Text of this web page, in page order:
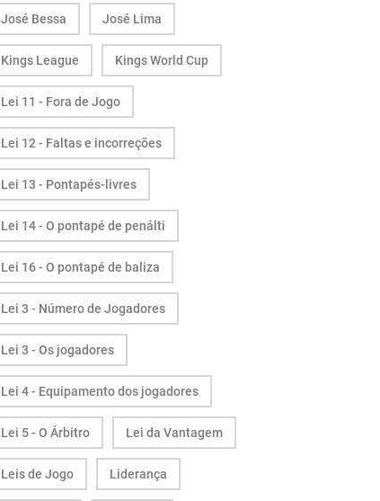
José Bessa José Lima
Kings League Kings World Cup
Lei 11 - Fora de Jogo
Lei 12 - Faltas e incorreções
Lei 13 - Pontapés-livres
Lei 14 - O pontapé de penálti
Lei 16 - O pontapé de baliza
Lei 3 - Número de Jogadores
Lei 3 - Os jogadores
Lei 4 - Equipamento dos jogadores
Lei 5 - O Árbitro Lei da Vantagem
Leis de Jogo Liderança